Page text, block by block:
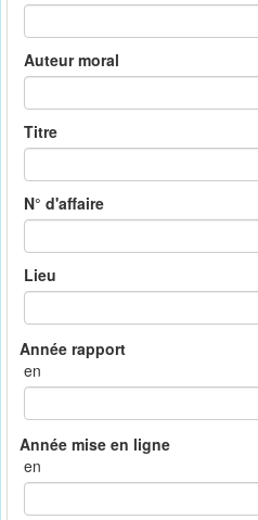
Auteur moral
Titre
N° d'affaire
Lieu
en
en